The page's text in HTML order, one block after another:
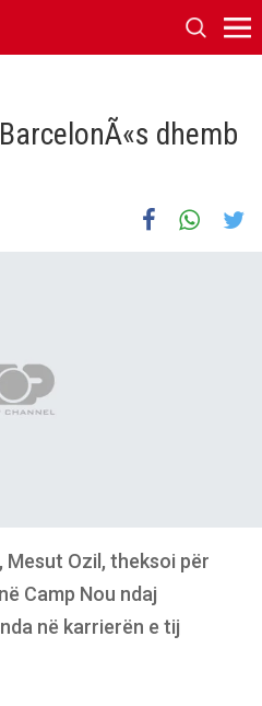
dhemb
Mesut Ozil, theksoi për
Camp Nou ndaj
në karrierën e tij